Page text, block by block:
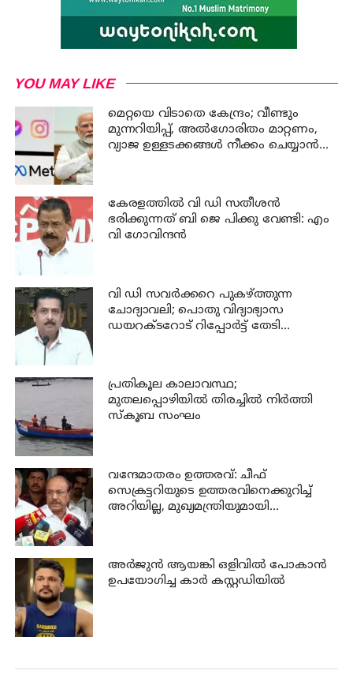
YOU MAY LIKE
മെറ്റയെ വിടാതെ കേന്ദ്രം; വീണ്ടും
മുന്നറിയിപ്പ്, അൽഗോരിതം മാറ്റണം,
വ്യാജ ഉള്ളടക്കങ്ങൾ നീക്കം ചെയ്യാൻ
കേരളത്തില്‍ വി ഡി സതീശന്‍
ഭരിക്കുന്നത് ബി ജെ പിക്കു വേണ്ടി: എം
വി ഗോവിന്ദന്‍
വി ഡി സവര്‍ക്കറെ പുകഴ്ത്തുന്ന
ചോദ്യാവലി; പൊതു വിദ്യാഭ്യാസ
ഡയറക്ടറോട് റിപ്പോര്‍ട്ട് തേടി
പ്രതികൂല കാലാവസ്ഥ;
മുതലപ്പൊഴിയില്‍ തിരച്ചില്‍ നിര്‍ത്തി
സ്കൂബ സംഘം
വന്ദേമാതരം ഉത്തരവ്: ചീഫ്
സെക്രട്ടറിയുടെ ഉത്തരവിനെക്കുറിച്ച്
അറിയില്ല, മുഖ്യമന്ത്രിയുമായി
അര്‍ജുന്‍ ആയങ്കി ഒളിവില്‍ പോകാന്‍
ഉപയോഗിച്ച കാര്‍ കസ്റ്റഡിയില്‍